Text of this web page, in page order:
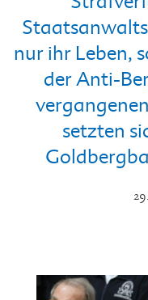
nur ihr Leben,
der Anti-
setzten